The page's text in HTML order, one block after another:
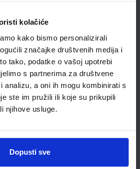
kolačiće
kako bismo personalizirali
značajke društvenih medija i
tako, podatke o vašoj upotrebi
s partnerima za društvene
analizu, a oni ih mogu kombinirati s
ste im pružili ili koje su prikupili
njihove usluge.
Dopusti sve
za školske
dimenzije
tip 157
0,85 €